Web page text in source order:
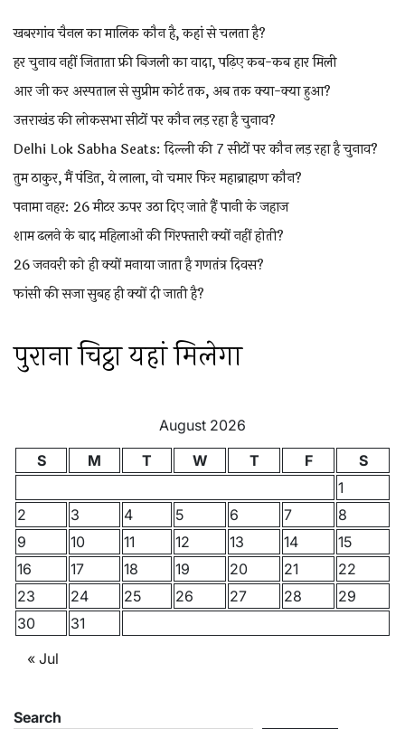
खबरगांव चैनल का मालिक कौन है, कहां से चलता है?
हर चुनाव नहीं जिताता फ्री बिजली का वादा, पढ़िए कब-कब हार मिली
आर जी कर अस्पताल से सुप्रीम कोर्ट तक, अब तक क्या-क्या हुआ?
उत्तराखंड की लोकसभा सीटों पर कौन लड़ रहा है चुनाव?
Delhi Lok Sabha Seats: दिल्ली की 7 सीटों पर कौन लड़ रहा है चुनाव?
तुम ठाकुर, मैं पंडित, ये लाला, वो चमार फिर महाब्राह्मण कौन?
पनामा नहर: 26 मीटर ऊपर उठा दिए जाते हैं पानी के जहाज
शाम ढलने के बाद महिलाओं की गिरफ्तारी क्यों नहीं होती?
26 जनवरी को ही क्यों मनाया जाता है गणतंत्र दिवस?
फांसी की सजा सुबह ही क्यों दी जाती है?
पुराना चिट्ठा यहां मिलेगा
August 2026
S
M T W T F
S
1
2
3 4 5 6 7
8
9
10 11 12 13 14
15
16
17 18 19 20 21
22
23
24 25 26 27 28
29
30
31
« Jul
Search